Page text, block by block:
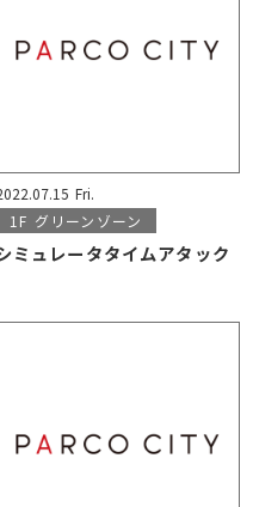
Fri.
1F グリーンゾーン
ミュレータタイムアタック